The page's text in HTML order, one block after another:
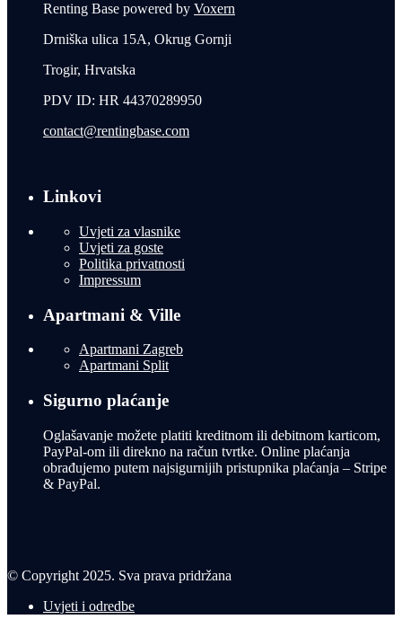
Renting Base powered by Voxern
Drniška ulica 15A, Okrug Gornji
Trogir, Hrvatska
PDV ID: HR 44370289950
contact@rentingbase.com
Linkovi
Uvjeti za vlasnike
Uvjeti za goste
Politika privatnosti
Impressum
Apartmani & Ville
Apartmani Zagreb
Apartmani Split
Sigurno plaćanje
Oglašavanje možete platiti kreditnom ili debitnom karticom,
PayPal-om ili direkno na račun tvrtke. Online plaćanja
obrađujemo putem najsigurnijih pristupnika plaćanja – Stripe
& PayPal.
© Copyright 2025. Sva prava pridržana
Uvjeti i odredbe